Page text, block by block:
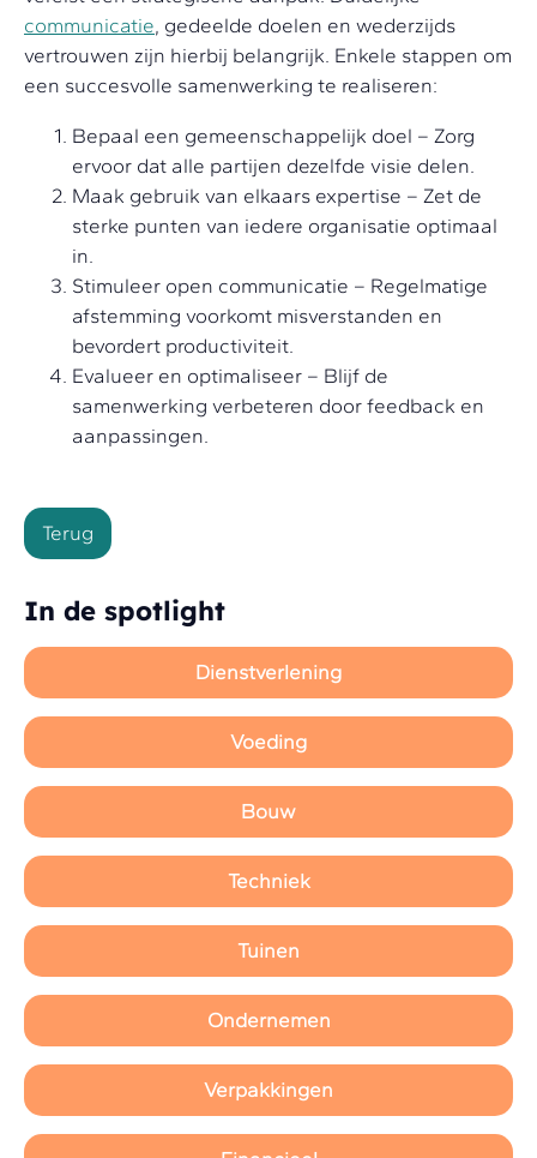
communicatie, gedeelde doelen en wederzijds
vertrouwen zijn hierbij belangrijk. Enkele stappen om
een succesvolle samenwerking te realiseren:
Bepaal een gemeenschappelijk doel – Zorg
ervoor dat alle partijen dezelfde visie delen.
Maak gebruik van elkaars expertise – Zet de
sterke punten van iedere organisatie optimaal
in.
Stimuleer open communicatie – Regelmatige
afstemming voorkomt misverstanden en
bevordert productiviteit.
Evalueer en optimaliseer – Blijf de
samenwerking verbeteren door feedback en
aanpassingen.
Terug
In de spotlight
Dienstverlening
Voeding
Bouw
Techniek
Tuinen
Ondernemen
Verpakkingen